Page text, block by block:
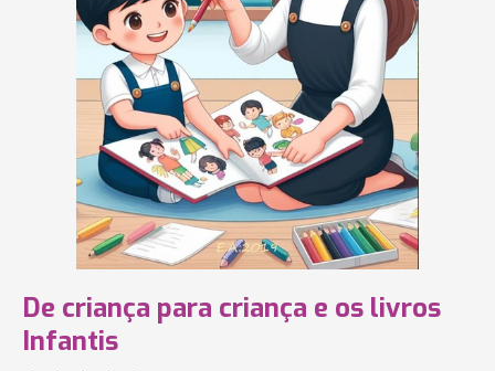
De criança para criança e os livros
Infantis